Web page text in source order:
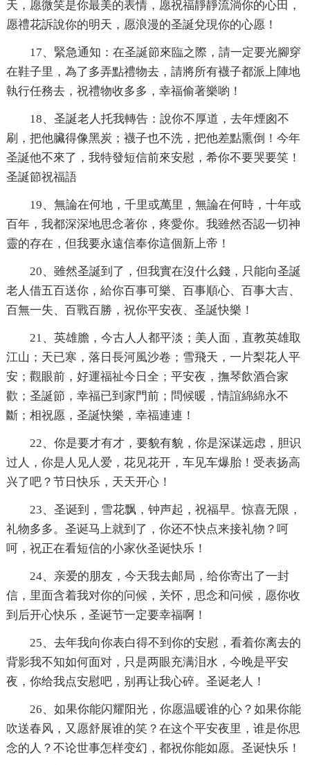
天，愿微笑是你最美的表情，愿祝福靜靜流淌你的心田，
愿禮花訴說你的明天，愿浪漫的圣誕兌現你的心愿！
17、緊急通知：在圣誕節來臨之際，請一定要光腳穿
在鞋子里，為了多弄點禮物去，請將所有襪子都派上陣地
執行任務去，祝禮物收多多，幸福偷著樂喲！
18、圣誕老人托我轉告：說你不厚道，去年煙囪不
刷，把他臟得像黑炭；襪子也不洗，把他差點熏倒！今年
圣誕他不來了，我特發短信前來安慰，希你不要哭要笑！
圣誕節祝福語
19、無論在何地，千里或萬里，無論在何時，十年或
百年，我都深深地思念著你，疼愛你。我雖然否認一切神
靈的存在，但我要永遠信奉你這個新上帝！
20、雖然圣誕到了，但我實在沒什么錢，只能向圣誕
老人借五百送你，給你百事可樂、百事順心、百事大吉、
百無一失、百戰百勝，祝你平安夜、圣誕快樂！
21、英雄膽，今古人人都平淡；美人面，直教英雄取
江山；天已寒，落日長河風沙卷；雪飛天，一片梨花人平
安；觀眼前，好運福祉今日全；平安夜，撫琴飲酒合家
歡；圣誕節，幸福已到家門前；問候暖，情誼綿綿永不
斷；相祝愿，圣誕快樂，幸福連連！
22、你是要才有才，要貌有貌，你是深谋远虑，胆识
过人，你是人见人爱，花见花开，车见车爆胎！受表扬高
兴了吧？节日快乐，天天开心！
23、圣诞到，雪花飘，钟声起，祝福早。惊喜无限，
礼物多多。圣诞马上就到了，你还不快点来接礼物？呵
呵，祝正在看短信的小家伙圣诞快乐！
24、亲爱的朋友，今天我去邮局，给你寄出了一封
信，里面含着我对你的问候，关怀，思念和问候，愿你收
到后开心快乐，圣诞节一定要幸福啊！
25、去年我向你表白得不到你的安慰，看着你离去的
背影我不知如何面对，只是两眼充满泪水，今晚是平安
夜，你给我点安慰吧，别再让我心碎。圣诞老人！
26、如果你能闪耀阳光，你愿温暖谁的心？如果你能
吹送春风，又愿舒展谁的笑？在这个平安夜里，谁是你思
念的人？不论世事怎样变幻，都祝你能如愿。圣诞快乐！